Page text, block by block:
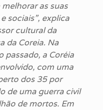
as suas
sociais”, explica
cultural da
da Coreia. Na
passado, a Coréia
com uma
dos 35 por
de uma guerra civil
de mortos. Em